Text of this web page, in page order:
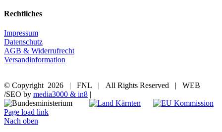
Rechtliches
Impressum
Datenschutz
AGB & Widerrufrecht
Versandinformation
© Copyright 2026 | FNL | All Rights Reserved | WEB
/SEO by media3000 & in8 |
Page load link
Nach oben